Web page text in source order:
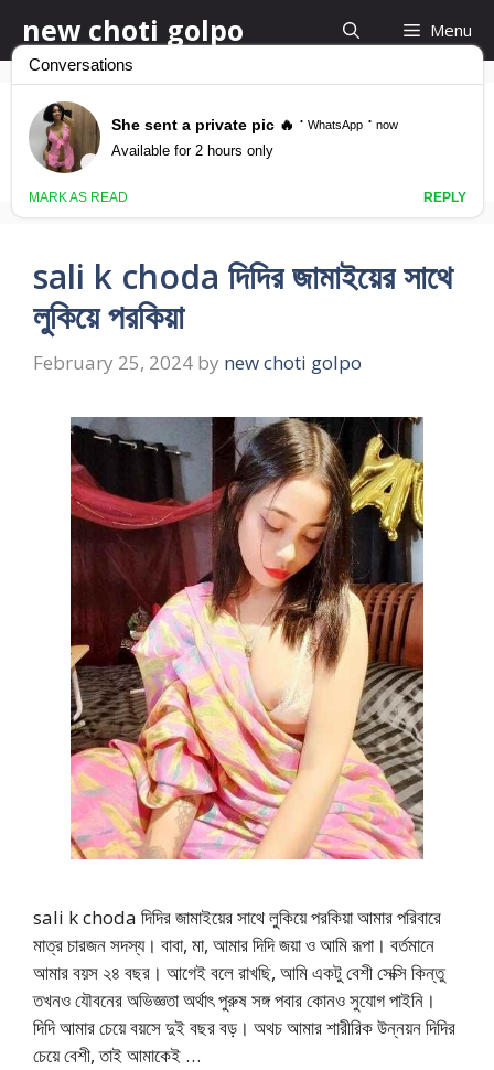
to
content
new choti golpo Menu
latest bangla chot
sali k choda দিদির জামাইয়ের সাথে
লুকিয়ে পরকিয়া
February 25, 2024 by new choti golpo
sali k choda দিদির জামাইয়ের সাথে লুকিয়ে পরকিয়া আমার পরিবারে
মাত্র চারজন সদস্য। বাবা, মা, আমার দিদি জয়া ও আমি রূপা। বর্তমানে
আমার বয়স ২৪ বছর। আগেই বলে রাখছি, আমি একটু বেশী সেক্সি কিন্তু
তখনও যৌবনের অভিজ্ঞতা অর্থাৎ পুরুষ সঙ্গ পবার কোনও সুযোগ পাইনি।
দিদি আমার চেয়ে বয়সে দুই বছর বড়। অথচ আমার শারীরিক উন্নয়ন দিদির
চেয়ে বেশী, তাই আমাকেই …